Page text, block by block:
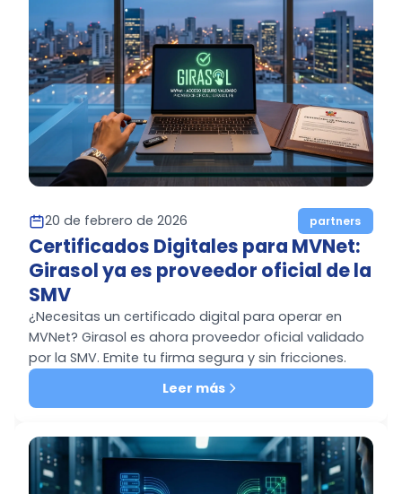
20 de febrero de 2026 partners
Certificados Digitales para MVNet:
Girasol ya es proveedor oficial de la
SMV
¿Necesitas un certificado digital para operar en
MVNet? Girasol es ahora proveedor oficial validado
por la SMV. Emite tu firma segura y sin fricciones.
Leer más